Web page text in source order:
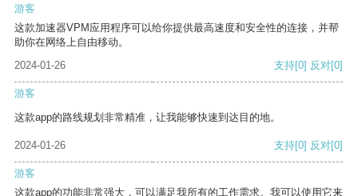
游客
这款加速器VPM应用程序可以给你提供最高速度和安全性的连接，并帮
助你在网络上自由移动。
2024-01-26
支持[0] 反对[0]
游客
这款app的路线规划非常精准，让我能够快速到达目的地。
2024-01-26 支持[0] 反对[0]
游客
这款app的功能非常强大，可以满足我所有的工作需求。我可以使用它来